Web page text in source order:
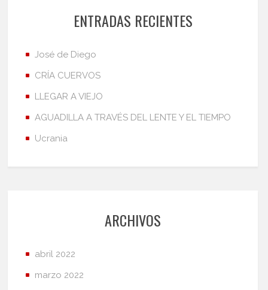
ENTRADAS RECIENTES
José de Diego
CRÍA CUERVOS
LLEGAR A VIEJO
AGUADILLA A TRAVÉS DEL LENTE Y EL TIEMPO
Ucrania
ARCHIVOS
abril 2022
marzo 2022